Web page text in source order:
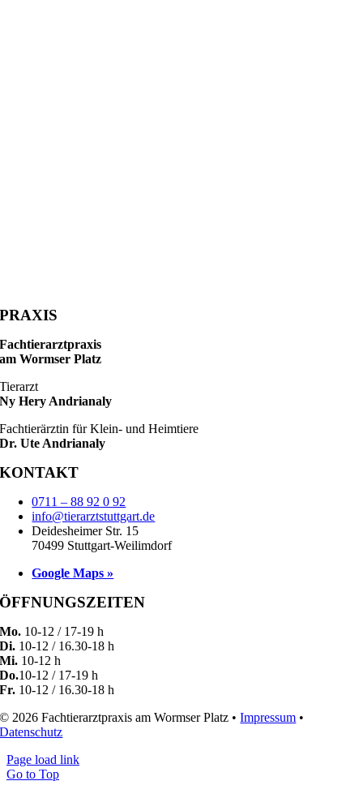
PRAXIS
Fachtierarztpraxis
am Wormser Platz
Tierarzt
Ny Hery Andrianaly
Fachtierärztin für Klein- und Heimtiere
Dr. Ute Andrianaly
KONTAKT
0711 – 88 92 0 92
info@tierarztstuttgart.de
Deidesheimer Str. 15
70499 Stuttgart-Weilimdorf
Google Maps »
ÖFFNUNGSZEITEN
Mo. 10-12 / 17-19 h
Di. 10-12 / 16.30-18 h
Mi. 10-12 h
Do.10-12 / 17-19 h
Fr. 10-12 / 16.30-18 h
© 2026 Fachtierarztpraxis am Wormser Platz •Impressum •
Datenschutz
Page load link
Go to Top